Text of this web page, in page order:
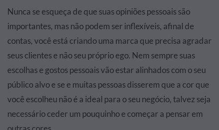
Nunca se esqueça de que suas opiniões pessoais são
importantes, mas não podem ser inflexíveis, afinal de
contas, você está criando uma marca que precisa agradar
seus clientes e não seu próprio ego. Nem sempre suas
escolhas e gostos pessoais vão estar alinhados com o seu
público alvo e se e muitas pessoas disserem que a cor que
você escolheu não é a ideal para o seu negócio, talvez seja
necessário ceder um pouquinho e começar a pensar em